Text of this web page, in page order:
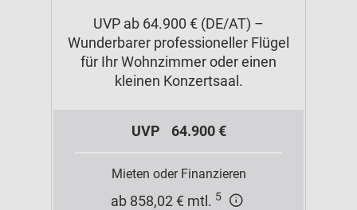
UVP ab 64.900 € (DE/AT) –
Wunderbarer professioneller Flügel
für Ihr Wohnzimmer oder einen
kleinen Konzertsaal.
UVP 64.900 €
Mieten oder Finanzieren
ab 858,02 € mtl. 5